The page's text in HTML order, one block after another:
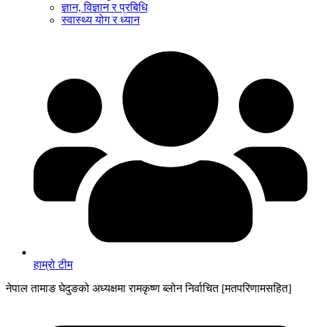
ज्ञान, विज्ञान र प्रबिधि
स्वास्थ्य योग र ध्यान
हाम्रो टीम
नेपाल तामाङ घेदुङको अध्यक्षमा रामकृष्ण ब्लोन निर्वाचित [मतपरिणामसहित]